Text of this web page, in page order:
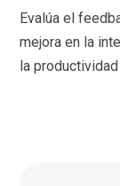
Evalúa el
mejora en la
la